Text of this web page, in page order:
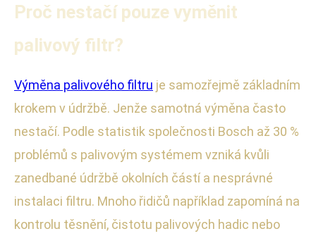
Proč nestačí pouze vyměnit
palivový filtr?
Výměna palivového filtru je samozřejmě základním
krokem v údržbě. Jenže samotná výměna často
nestačí. Podle statistik společnosti Bosch až 30 %
problémů s palivovým systémem vzniká kvůli
zanedbané údržbě okolních částí a nesprávné
instalaci filtru. Mnoho řidičů například zapomíná na
kontrolu těsnění, čistotu palivových hadic nebo